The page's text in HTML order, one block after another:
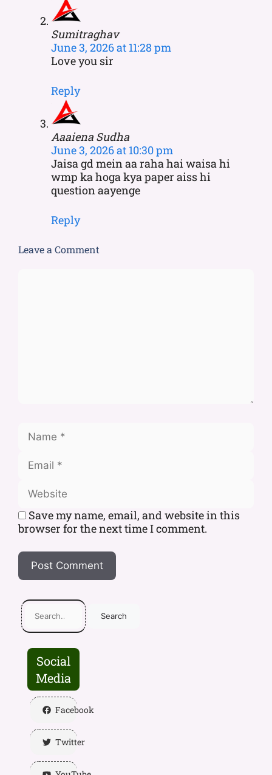
Sumitraghav
June 3, 2026 at 11:28 pm
Love you sir
Reply
Aaaiena Sudha
June 3, 2026 at 10:30 pm
Jaisa gd mein aa raha hai waisa hi
wmp ka hoga kya paper aiss hi
question aayenge
Reply
Leave a Comment
Save my name, email, and website in this
browser for the next time I comment.
Search
Social
Media
Facebook
Twitter